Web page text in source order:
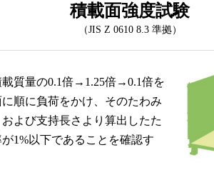
積載面強度試験
（JIS Z 0610 8.3 準拠）
載質量の0.1倍→1.25倍→0.1倍を
順に負荷をかけ、そのたわみ
よび支持長さより算出したた
1%以下であることを確認す